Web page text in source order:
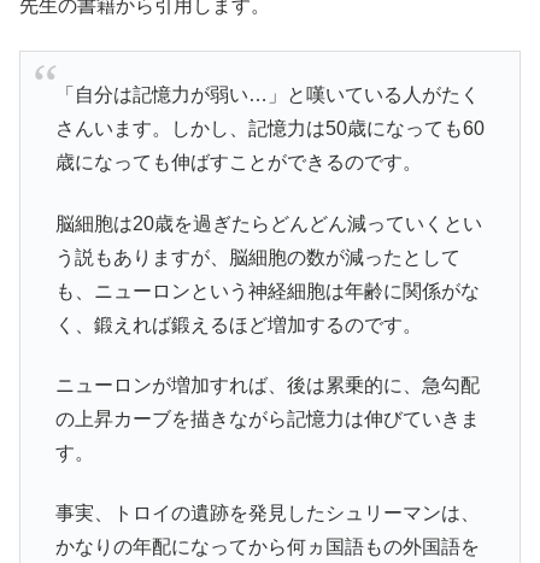
先生の書籍から引用します。
「自分は記憶力が弱い…」と嘆いている人がたく
さんいます。しかし、記憶力は50歳になっても60
歳になっても伸ばすことができるのです。
脳細胞は20歳を過ぎたらどんどん減っていくとい
う説もありますが、脳細胞の数が減ったとして
も、ニューロンという神経細胞は年齢に関係がな
く、鍛えれば鍛えるほど増加するのです。
ニューロンが増加すれば、後は累乗的に、急勾配
の上昇カーブを描きながら記憶力は伸びていきま
す。
事実、トロイの遺跡を発見したシュリーマンは、
かなりの年配になってから何ヵ国語もの外国語を